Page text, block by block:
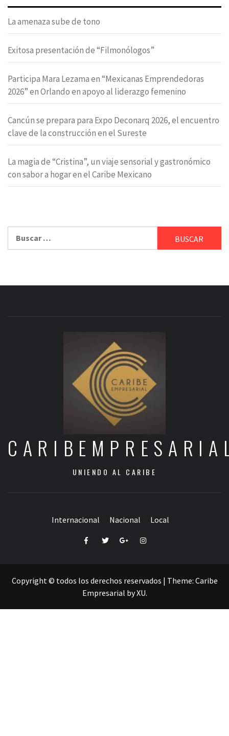
La amenaza sube de tono
Exitosa presentación de “Filmonólogos”
Participa Mara Lezama en “Mexicanas Emprendedoras
2026” en Orlando en apoyo al liderazgo femenino
Cancún se prepara para Expo Deconarq 2026, el encuentro
clave de la construcción en el Sureste
La magia de “Cristina”, un viaje sensorial y gastronómico
con sabor a hogar en el Caribe Mexicano
UNIENDO AL CARIBE
Internacional Nacional Local
FacebookTwitterGoogle+Instagram
Copyright © todos los derechos reservados | Theme: Caribe
Empresarial byXU.